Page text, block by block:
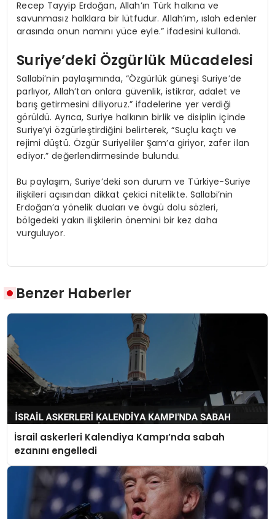
Recep Tayyip Erdoğan, Allah’ın Türk halkına ve
savunmasız halklara bir lütfudur. Allah’ım, ıslah edenler
arasında onun namını yüce eyle.” ifadesini kullandı.
Suriye’deki Özgürlük Mücadelesi
Sallabi’nin paylaşımında, “Özgürlük güneşi Suriye’de
parlıyor, Allah’tan onlara güvenlik, istikrar, adalet ve
barış getirmesini diliyoruz.” ifadelerine yer verdiği
görüldü. Ayrıca, Suriye halkının birlik ve disiplin içinde
Suriye’yi özgürleştirdiğini belirterek, “Suçlu kaçtı ve
rejimi düştü. Özgür Suriyeliler Şam’a giriyor, zafer ilan
ediyor.” değerlendirmesinde bulundu.
Bu paylaşım, Suriye’deki son durum ve Türkiye-Suriye
ilişkileri açısından dikkat çekici nitelikte. Sallabi’nin
Erdoğan’a yönelik duaları ve övgü dolu sözleri,
bölgedeki yakın ilişkilerin önemini bir kez daha
vurguluyor.
Benzer Haberler
İsrail askerleri Kalendiya Kampı’nda sabah
ezanını engelledi